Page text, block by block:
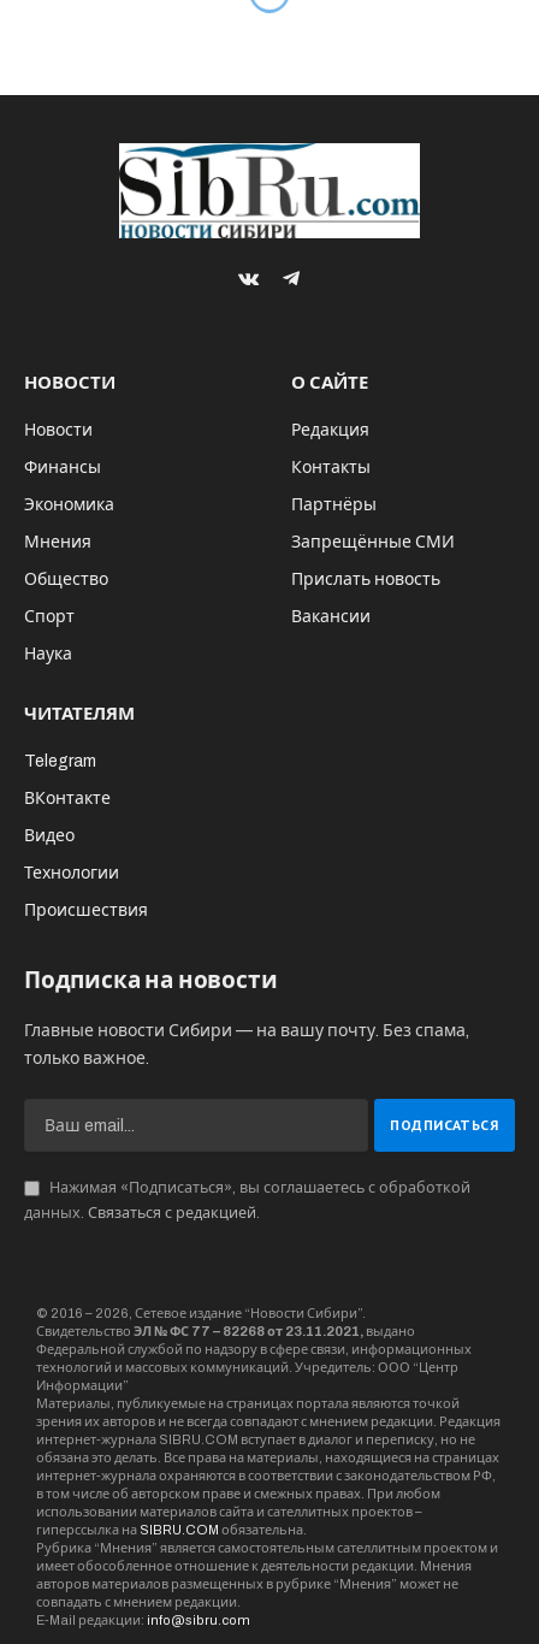
VKontakteTelegram
НОВОСТИ
Новости
Финансы
Экономика
Мнения
Общество
Спорт
Наука
О САЙТЕ
Редакция
Контакты
Партнёры
Запрещённые СМИ
Прислать новость
Вакансии
ЧИТАТЕЛЯМ
Telegram
ВКонтакте
Видео
Технологии
Происшествия
Подписка на новости
Главные новости Сибири — на вашу почту. Без спама,
только важное.
Нажимая «Подписаться», вы соглашаетесь с обработкой
данных. Связаться с редакцией.
© 2016 – 2026, Сетевое издание “Новости Сибири”.
Свидетельство ЭЛ № ФС 77 – 82268 от 23.11.2021, выдано
Федеральной службой по надзору в сфере связи, информационных
технологий и массовых коммуникаций. Учредитель: ООО “Центр
Информации”
Материалы, публикуемые на страницах портала являются точкой
зрения их авторов и не всегда совпадают с мнением редакции. Редакция
интернет-журнала SIBRU.COM вступает в диалог и переписку, но не
обязана это делать. Все права на материалы, находящиеся на страницах
интернет-журнала охраняются в соответствии с законодательством РФ,
в том числе об авторском праве и смежных правах. При любом
использовании материалов сайта и сателлитных проектов –
гиперссылка на SIBRU.COM обязательна.
Рубрика “Мнения” является самостоятельным сателлитным проектом и
имеет обособленное отношение к деятельности редакции. Мнения
авторов материалов размещенных в рубрике “Мнения” может не
совпадать с мнением редакции.
E-Mail редакции: info@sibru.com